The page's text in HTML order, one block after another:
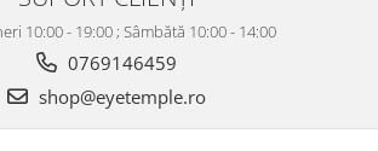
10:00 - 19:00 ; Sâmbătă 10:00 - 14:00
0769146459
shop@eyetemple.ro